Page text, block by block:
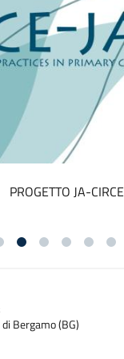
PROGETTO JA-CIRCE
Bergamo (BG)